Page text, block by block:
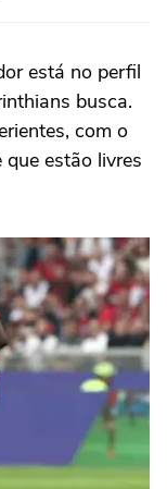
está no perfil
busca.
com o
estão livres